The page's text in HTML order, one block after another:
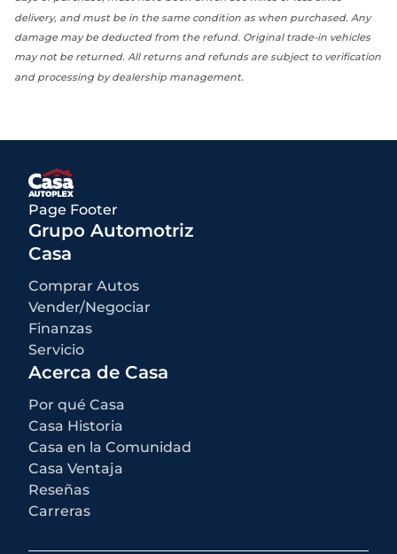
delivery, and must be in the same condition as when purchased. Any
damage may be deducted from the refund. Original trade-in vehicles
may not be returned. All returns and refunds are subject to verification
and processing by dealership management.
Page Footer
Grupo Automotriz
Casa
Comprar Autos
Vender/Negociar
Finanzas
Servicio
Acerca de Casa
Por qué Casa
Casa Historia
Casa en la Comunidad
Casa Ventaja
Reseñas
Carreras